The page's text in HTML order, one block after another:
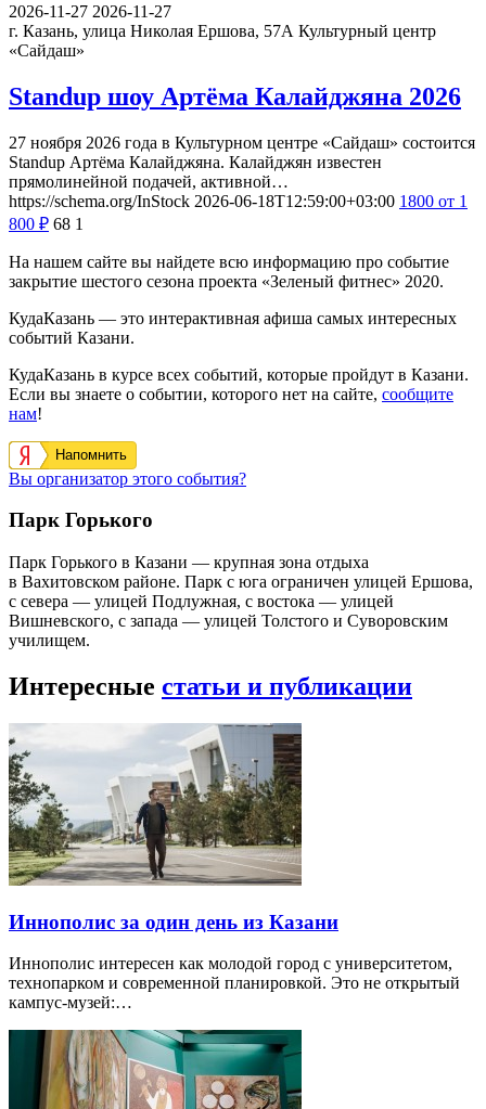
2026-11-27 2026-11-27
г. Казань, улица Николая Ершова, 57А Культурный центр
«Сайдаш»
Standup шоу Артёма Калайджяна 2026
27 ноября 2026 года в Культурном центре «Сайдаш» состоится
Standup Артёма Калайджяна. Калайджян известен
прямолинейной подачей, активной…
https://schema.org/InStock 2026-06-18T12:59:00+03:00 1800 от 1
800 ₽ 68 1
На нашем сайте вы найдете всю информацию про событие
закрытие шестого сезона проекта «Зеленый фитнес» 2020.
КудаКазань — это интерактивная афиша самых интересных
событий Казани.
КудаКазань в курсе всех событий, которые пройдут в Казани.
Если вы знаете о событии, которого нет на сайте, сообщите
нам!
Напомнить
Вы организатор этого события?
Парк Горького
Парк Горького в Казани — крупная зона отдыха
в Вахитовском районе. Парк с юга ограничен улицей Ершова,
с севера — улицей Подлужная, с востока — улицей
Вишневского, с запада — улицей Толстого и Суворовским
училищем.
Интересные статьи и публикации
Иннополис за один день из Казани
Иннополис интересен как молодой город с университетом,
технопарком и современной планировкой. Это не открытый
кампус-музей:…